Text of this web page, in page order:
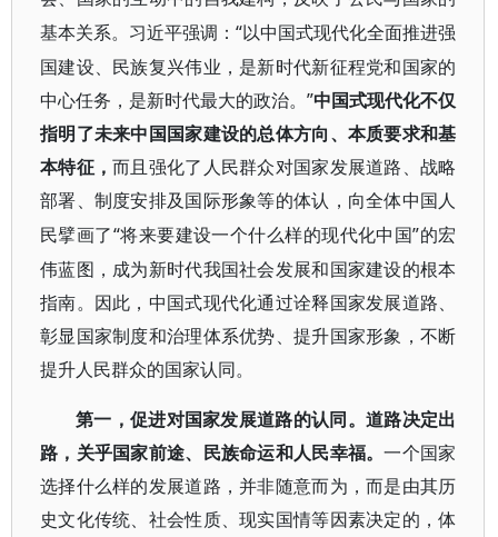
基本关系。习近平强调：“以中国式现代化全面推进强
国建设、民族复兴伟业，是新时代新征程党和国家的
中心任务，是新时代最大的政治。”中国式现代化不仅
指明了未来中国国家建设的总体方向、本质要求和基
本特征，而且强化了人民群众对国家发展道路、战略
部署、制度安排及国际形象等的体认，向全体中国人
民擘画了“将来要建设一个什么样的现代化中国”的宏
伟蓝图，成为新时代我国社会发展和国家建设的根本
指南。因此，中国式现代化通过诠释国家发展道路、
彰显国家制度和治理体系优势、提升国家形象，不断
提升人民群众的国家认同。
第一，促进对国家发展道路的认同。道路决定出
路，关乎国家前途、民族命运和人民幸福。一个国家
选择什么样的发展道路，并非随意而为，而是由其历
史文化传统、社会性质、现实国情等因素决定的，体